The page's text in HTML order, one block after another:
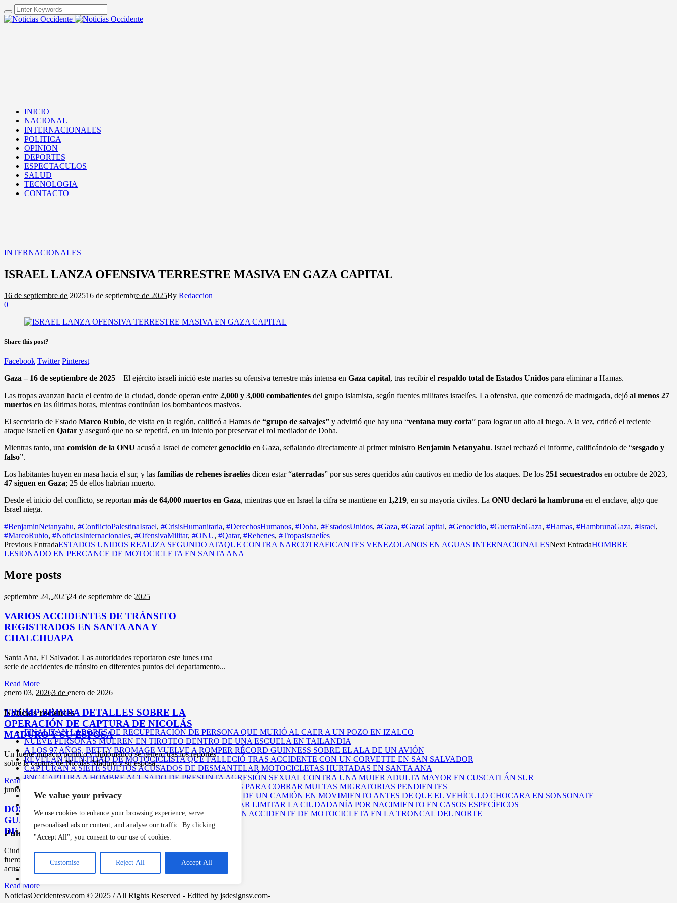
We value your privacy
We use cookies to enhance your browsing experience, serve
personalised ads or content, and analyse our traffic. By clicking
"Accept All", you consent to our use of cookies.
Customise Reject All Accept All
INICIO
NACIONAL
INTERNACIONALES
POLITICA
OPINION
DEPORTES
ESPECTACULOS
SALUD
TECNOLOGIA
CONTACTO
INTERNACIONALES
ISRAEL LANZA OFENSIVA TERRESTRE MASIVA EN GAZA CAPITAL
16 de septiembre de 202516 de septiembre de 2025By Redaccion
0
Share this post?
Facebook Twitter Pinterest
Gaza – 16 de septiembre de 2025 – El ejército israelí inició este martes su ofensiva terrestre más intensa en Gaza capital, tras recibir el respaldo total de Estados Unidos para eliminar a Hamas.
Las tropas avanzan hacia el centro de la ciudad, donde operan entre 2,000 y 3,000 combatientes del grupo islamista, según fuentes militares israelíes. La ofensiva, que comenzó de madrugada, dejó al menos 27
muertos en las últimas horas, mientras continúan los bombardeos masivos.
El secretario de Estado Marco Rubio, de visita en la región, calificó a Hamas de “grupo de salvajes” y advirtió que hay una “ventana muy corta” para lograr un alto al fuego. A la vez, criticó el reciente
ataque israelí en Qatar y aseguró que no se repetirá, en un intento por preservar el rol mediador de Doha.
Mientras tanto, una comisión de la ONU acusó a Israel de cometergenocidio en Gaza, señalando directamente al primer ministro Benjamín Netanyahu. Israel rechazó el informe, calificándolo de “sesgado y
falso”.
Los habitantes huyen en masa hacia el sur, y las familias de rehenes israelíes dicen estar “aterradas” por sus seres queridos aún cautivos en medio de los ataques. De los 251 secuestrados en octubre de 2023,
47 siguen en Gaza; 25 de ellos habrían muerto.
Desde el inicio del conflicto, se reportan más de 64,000 muertos en Gaza, mientras que en Israel la cifra se mantiene en 1,219, en su mayoría civiles. La ONU declaró la hambruna en el enclave, algo que
Israel niega.
#BenjaminNetanyahu, #ConflictoPalestinaIsrael, #CrisisHumanitaria, #DerechosHumanos, #Doha, #EstadosUnidos, #Gaza, #GazaCapital, #Genocidio, #GuerraEnGaza, #Hamas, #HambrunaGaza, #Israel,
#MarcoRubio, #NoticiasInternacionales, #OfensivaMilitar, #ONU, #Qatar, #Rehenes, #TropasIsraelíes
Previous EntradaESTADOS UNIDOS REALIZA SEGUNDO ATAQUE CONTRA NARCOTRAFICANTES VENEZOLANOS EN AGUAS INTERNACIONALESNext EntradaHOMBRE
LESIONADO EN PERCANCE DE MOTOCICLETA EN SANTA ANA
More posts
septiembre 24, 202524 de septiembre de 2025
VARIOS ACCIDENTES DE TRÁNSITO
REGISTRADOS EN SANTA ANA Y
CHALCHUAPA
Santa Ana, El Salvador. Las autoridades reportaron este lunes una
serie de accidentes de tránsito en diferentes puntos del departamento...
Read More
enero 03, 20263 de enero de 2026
TRUMP BRINDA DETALLES SOBRE LA
OPERACIÓN DE CAPTURA DE NICOLÁS
MADURO Y SU ESPOSA
Un fuerte impacto político y diplomático se generó tras los reportes
sobre la captura de Nicolás Maduro y su esposa...
Read More
junio 11,
DOS SALVADOREÑAS CAPTURADAS EN
GUATEMALA TRAS ATAQUE ARMADO QUE
DEJÓ DOS MUERTOS
Ciudad de Guatemala – Dos mujeres de nacionalidad salvadoreña
fueron capturadas por la Policía Nacional Civil (PNC) de Guatemala,
acusadas...
Read More
Noticias recientes
FINALIZAN LABORES DE RECUPERACIÓN DE PERSONA QUE MURIÓ AL CAER A UN POZO EN IZALCO
NUEVE PERSONAS MUEREN EN TIROTEO DENTRO DE UNA ESCUELA EN TAILANDIA
A LOS 97 AÑOS, BETTY BROMAGE VUELVE A ROMPER RÉCORD GUINNESS SOBRE EL ALA DE UN AVIÓN
REVELAN IDENTIDAD DE MOTOCICLISTA QUE FALLECIÓ TRAS ACCIDENTE CON UN CORVETTE EN SAN SALVADOR
CAPTURAN A SIETE SUJETOS ACUSADOS DE DESMANTELAR MOTOCICLETAS HURTADAS EN SANTA ANA
PNC CAPTURA A HOMBRE ACUSADO DE PRESUNTA AGRESIÓN SEXUAL CONTRA UNA MUJER ADULTA MAYOR EN CUSCATLÁN SUR
EE. UU. BUSCA LOCALIZAR A MIGRANTES DEPORTADOS PARA COBRAR MULTAS MIGRATORIAS PENDIENTES
CÁMARA DE SEGURIDAD CAPTÓ A HOMBRE QUE CAYÓ DE UN CAMIÓN EN MOVIMIENTO ANTES DE QUE EL VEHÍCULO CHOCARA EN SONSONATE
TRUMP FIRMA NUEVA ORDEN EJECUTIVA PARA INTENTAR LIMITAR LA CIUDADANÍA POR NACIMIENTO EN CASOS ESPECÍFICOS
IDENTIFICARON A LA MUJER QUE FALLECIÓ AYER EN UN ACCIDENTE DE MOTOCICLETA EN LA TRONCAL DEL NORTE
Publicidad
NoticiasOccidentesv.com © 2025 / All Rights Reserved - Edited by jsdesignsv.com-